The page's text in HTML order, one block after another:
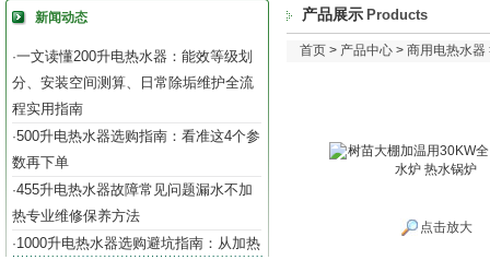
新闻动态
·一文读懂200升电热水器：能效等级划
分、安装空间测算、日常除垢维护全流
程实用指南
·500升电热水器选购指南：看准这4个参
数再下单
·455升电热水器故障常见问题漏水不加
热专业维修保养方法
·1000升电热水器选购避坑指南：从加热
产品展示 Products
首页 > 产品中心 > 商用电热水器
点击放大